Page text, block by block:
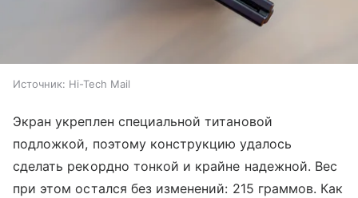
Источник: Hi-Tech Mail
Экран укреплен специальной титановой
подложкой, поэтому конструкцию удалось
сделать рекордно тонкой и крайне надежной. Вес
при этом остался без изменений: 215 граммов. Как